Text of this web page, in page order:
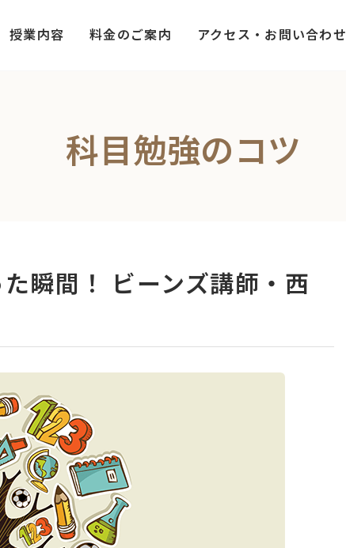
授業内容 料金のご案内 アクセス・お問い合わせ
科目勉強のコツ
瞬間！ ビーンズ講師・西